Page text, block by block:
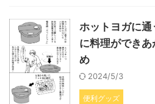
ホットヨガに
に料理ができ
め
2024/5/3
便利グッズ